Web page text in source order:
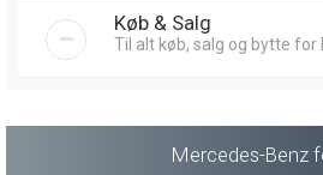
Køb & Salg
Til alt køb, salg og bytte for
Mercedes-Benz